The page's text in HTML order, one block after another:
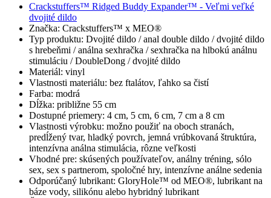
Crackstuffers™ Ridged Buddy Expander™ - Veľmi veľké
dvojité dildo
Značka: Crackstuffers™ x MEO®
Typ produktu: Dvojité dildo / anal double dildo / dvojité dildo
s hrebeňmi / análna sexhračka / sexhračka na hlbokú análnu
stimuláciu / DoubleDong / dvojité dildo
Materiál: vinyl
Vlastnosti materiálu: bez ftalátov, ľahko sa čistí
Farba: modrá
Dĺžka: približne 55 cm
Dostupné priemery: 4 cm, 5 cm, 6 cm, 7 cm a 8 cm
Vlastnosti výrobku: možno použiť na oboch stranách,
predĺžený tvar, hladký povrch, jemná vrúbkovaná štruktúra,
intenzívna análna stimulácia, rôzne veľkosti
Vhodné pre: skúsených používateľov, análny tréning, sólo
sex, sex s partnerom, spoločné hry, intenzívne análne sedenia
Odporúčaný lubrikant: GloryHole™ od MEO®, lubrikant na
báze vody, silikónu alebo hybridný lubrikant